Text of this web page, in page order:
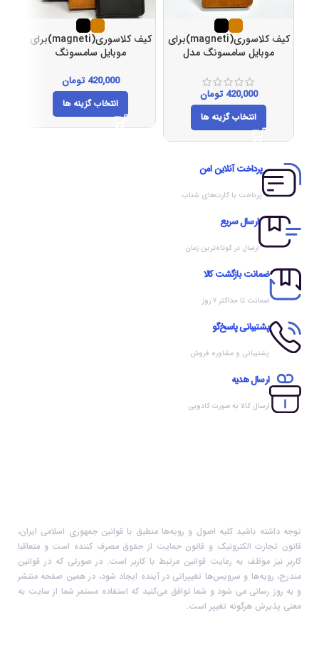
کیف کلاسوری(magneti)برای
موبایل سامسونگ مدل
420,000 تومان
انتخاب گزینه ها
کیف کلاسوری(magneti)برای
موبایل سامسونگ
420,000 تومان
انتخاب گزینه ها
پرداخت آنلاین امن
پرداخت با کارت‌های شتاب
ارسال سریع
ارسال در کوتاه‌ترین زمان
ضمانت بازگشت کالا
ضمانت تا حداکثر ۷ روز
پشتیبانی پاسخ‌گو
پشتیبانی و مشاوره فروش
ارسال هدیه
ارسال کالا به صورت کادویی
توجه داشته باشید کلیه اصول و رویه‏‌ها منطبق با قوانین جمهوری اسلامی ایران،
قانون تجارت الکترونیک و قانون حمایت از حقوق مصرف کننده است و متعاقبا
کاربر نیز موظف به رعایت قوانین مرتبط با کاربر است. در صورتی که در قوانین
مندرج، رویه‏‌ها و سرویس‏‌ها تغییراتی در آینده ایجاد شود، در همین صفحه منتشر
و به روز رسانی می شود و شما توافق می‏‌کنید که استفاده مستمر شما از سایت به
معنی پذیرش هرگونه تغییر است.